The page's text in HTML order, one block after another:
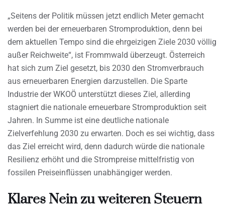
„Seitens der Politik müssen jetzt endlich Meter gemacht
werden bei der erneuerbaren Stromproduktion, denn bei
dem aktuellen Tempo sind die ehrgeizigen Ziele 2030 völlig
außer Reichweite“, ist Frommwald überzeugt. Österreich
hat sich zum Ziel gesetzt, bis 2030 den Stromverbrauch
aus erneuerbaren Energien darzustellen. Die Sparte
Industrie der WKOÖ unterstützt dieses Ziel, allerding
stagniert die nationale erneuerbare Stromproduktion seit
Jahren. In Summe ist eine deutliche nationale
Zielverfehlung 2030 zu erwarten. Doch es sei wichtig, dass
das Ziel erreicht wird, denn dadurch würde die nationale
Resilienz erhöht und die Strompreise mittelfristig von
fossilen Preiseinflüssen unabhängiger werden.
Klares Nein zu weiteren Steuern